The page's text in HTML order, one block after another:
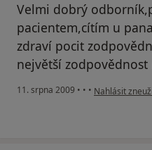
Velmi dobrý
pacientem,cítím u
zdraví pocit
největší zodpovědnost
11. srpna 2009 • • • podle názoru
Nahlásit